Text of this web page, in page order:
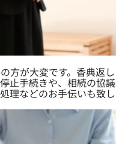
方が大変です。香典返し
止手続きや、相続の協議
理などのお手伝いも致し